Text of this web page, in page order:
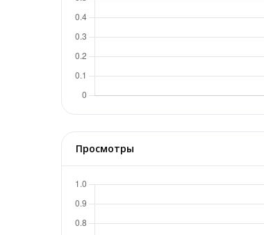
Просмотры